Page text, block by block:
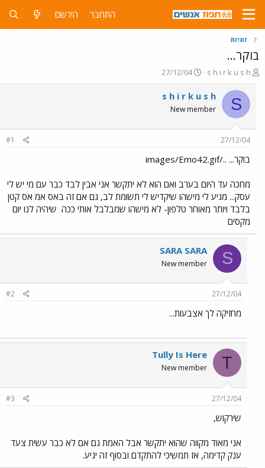
התחבר הירשם
זוגיות
בוקר...
פ
ו
ת
ח
ה
ש
א
s h i r k u s h
פ
ו
ר
ם
ר
27/12/04
S
s h i r k u s h
New member
27/12/04
#1
בוקר... ../images/Emo42.gif
מחכה עד היום בערב ואם הוא לא יתקשר אני אבין לבד כבר עם מי יש לי
עסק... מגיע לי מישהו שיקדיש לי תשומת לב, גם אם זה באס אמ אס קטן
בלבד ויותר מאוחר טלפון- לא מישהו שמבלבל אותי ככה שיהיה לנו יום
מקסים
S
SARA SARA
New member
27/12/04
#2
מחזיקה לך אצבעות...
T
Tully Is Here
New member
27/12/04
#3
שירקוש,
אני מאוד מקווה שהוא יתקשר אבל האמת גם אם לא כבר עשית צעד
ענק קדימה, אז תמשיכי להתקדם ובסוף זה יגיע.